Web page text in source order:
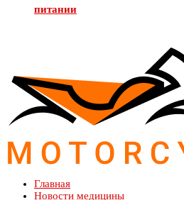
питании
Главная
Новости медицины